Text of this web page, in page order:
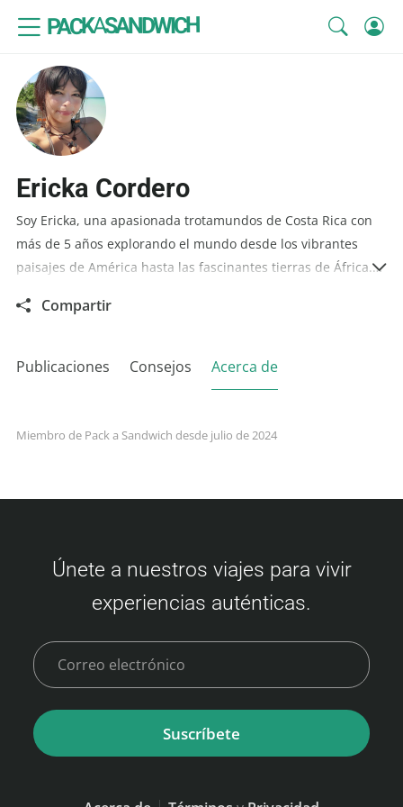
PACKASANDWICH
Ericka Cordero
Soy Ericka, una apasionada trotamundos de Costa Rica con
más de 5 años explorando el mundo desde los vibrantes
paisajes de América hasta las fascinantes tierras de África.
compartir contigo las claves para viajar de forma económica
Compartir
Publicaciones Consejos Acerca de
Miembro de Pack a Sandwich desde julio de 2024
Únete a nuestros viajes para vivir
experiencias auténticas.
Suscríbete